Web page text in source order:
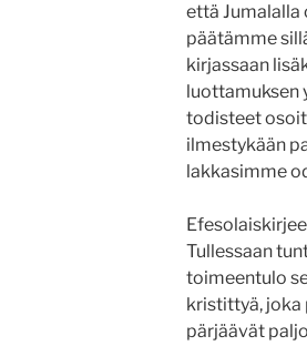
että Jumalalla
päätämme
kirjassaan
luottamuksen
todisteet
ilmestykään
lakkasimme
Tullessaan
toimeentulo
kristittyä, joka
pärjäävät